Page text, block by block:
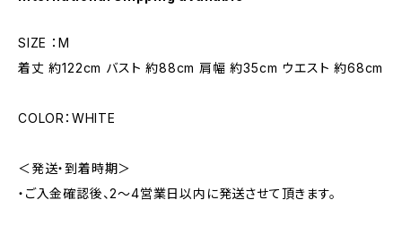
SIZE ：M
着丈 約122cm バスト 約88cm 肩幅 約35cm ウエスト 約68cm
COLOR：WHITE
＜発送・到着時期＞
・ご入金確認後、2～4営業日以内に発送させて頂きます。